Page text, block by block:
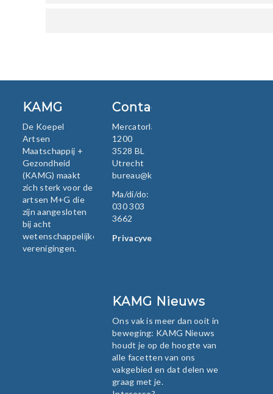
KAMG
De Koepel
Artsen
Maatschappij +
Gezondheid
(KAMG) maakt
zich sterk voor de
artsen M+G die
zijn aangesloten
bij acht
wetenschappelijke
verenigingen.
Contact
Mercatorlaan
1200
3528 BL
Utrecht
bureau@kamg.nl
Ma/di/do:
030 303
3662
Privacyverklaring
KAMG Nieuws
Ons vak is meer dan ooit in
beweging: KAMG Nieuws
houdt je op de hoogte van
alle facetten van ons
vakgebied en dat delen we
graag met je.